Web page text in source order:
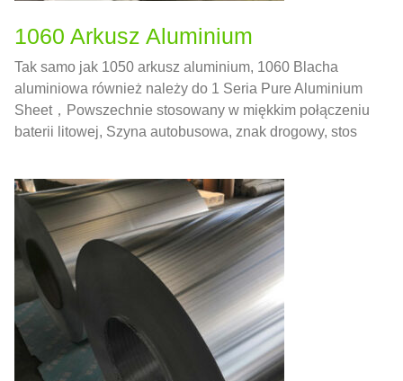
1060 Arkusz Aluminium
Tak samo jak 1050 arkusz aluminium, 1060 Blacha
aluminiowa również należy do 1 Seria Pure Aluminium
Sheet，Powszechnie stosowany w miękkim połączeniu
baterii litowej, Szyna autobusowa, znak drogowy, stos